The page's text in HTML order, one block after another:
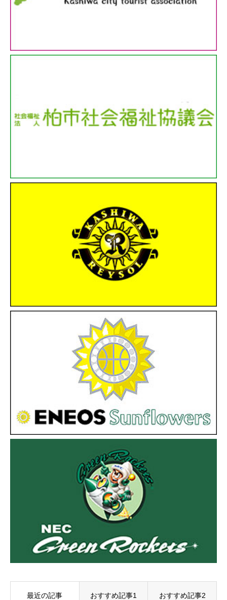
最近の記事 おすすめ記事1 おすすめ記事2